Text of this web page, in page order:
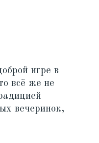
игре в
всё же не
вечеринок,